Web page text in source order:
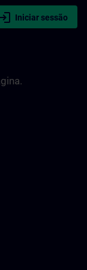
Iniciar sessão